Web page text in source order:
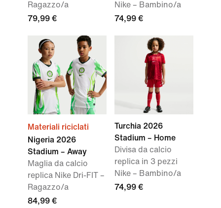
Ragazzo/a
79,99 €
Nike – Bambino/a
74,99 €
Materiali riciclati
Nigeria 2026
Stadium – Away
Maglia da calcio
replica Nike Dri-FIT –
Ragazzo/a
84,99 €
Turchia 2026
Stadium – Home
Divisa da calcio
replica in 3 pezzi
Nike – Bambino/a
74,99 €